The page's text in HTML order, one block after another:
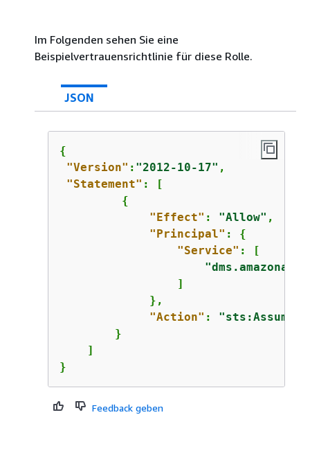
Im Folgenden sehen Sie eine
Beispielvertrauensrichtlinie für diese Rolle.
JSON
{
"Version" : "2012-10-17" ,
"Statement" : [
{
"Effect" : "Allow" ,
"Principal" : {
"Service" : [
                 ]
             },
"Action" :
        }
    ]
}
Feedback geben